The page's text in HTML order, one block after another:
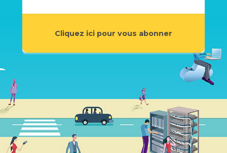
Cliquez ici pour vous abonner